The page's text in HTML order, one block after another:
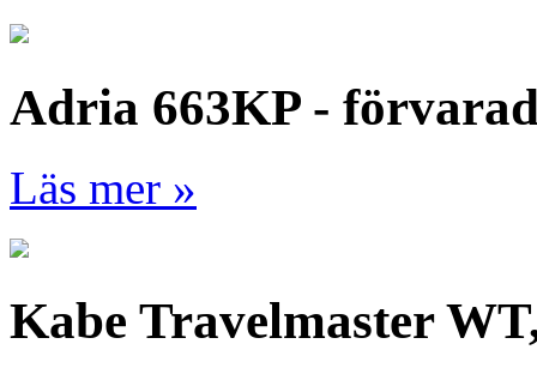
Adria 663KP -
Läs mer »
Kabe Travelmaster